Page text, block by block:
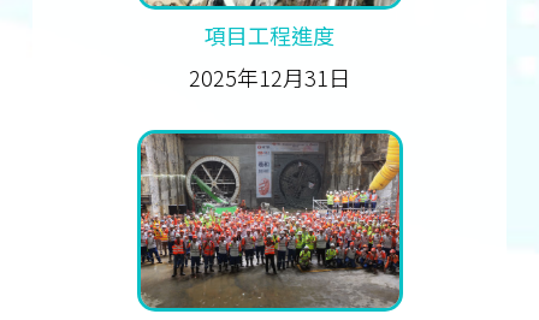
項目工程進度
2025年12月31日